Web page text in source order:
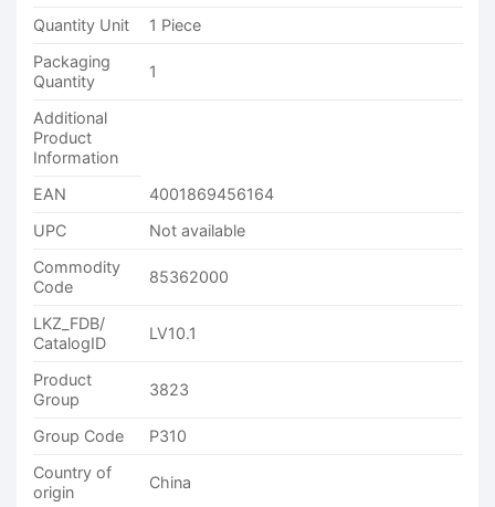
Quantity Unit
1 Piece
Packaging
Quantity
1
Additional
Product
Information
EAN
4001869456164
UPC
Not available
Commodity
Code
85362000
LKZ_FDB/
CatalogID
LV10.1
Product
Group
3823
Group Code
P310
Country of
origin
China